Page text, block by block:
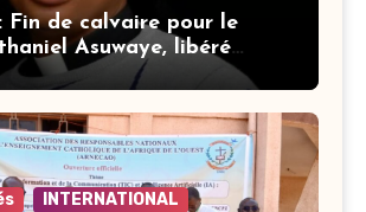
Fin de calvaire pour le
Asuwaye, libéré
mois de captivité
INTERNATIONAL